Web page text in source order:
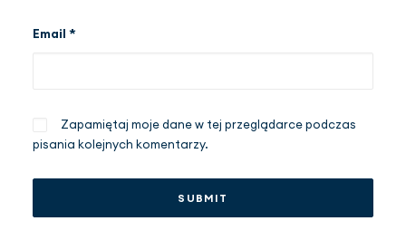
Email *
Zapamiętaj moje dane w tej przeglądarce podczas
pisania kolejnych komentarzy.